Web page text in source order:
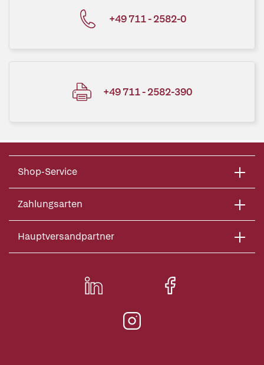
+49 711 - 2582-0
+49 711 - 2582-390
Shop-Service
Zahlungsarten
Hauptversandpartner